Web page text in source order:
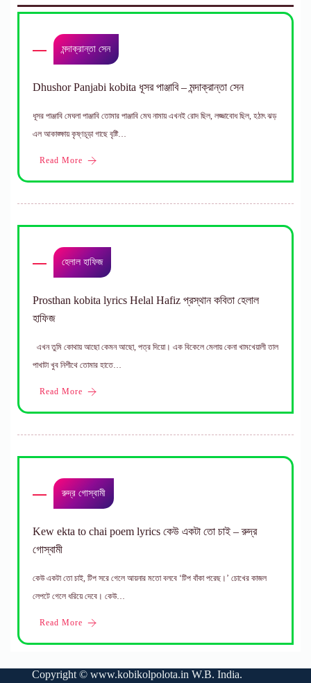
মন্দাক্রান্তা সেন
Dhushor Panjabi kobita ধূসর পাঞ্জাবি – মন্দাক্রান্তা সেন
ধূসর পাঞ্জাবি মেঘলা পাঞ্জাবি তােমার পাঞ্জাবি মেঘ নামায় এখনই রােদ ছিল, লজ্জাবােধ ছিল, হঠাৎ ঝড়
এল আকাঙ্ক্ষায় কৃষ্ণচূড়া গাছে বৃষ্টি…
Read More
হেলাল হাফিজ
Prosthan kobita lyrics Helal Hafiz প্রস্থান কবিতা হেলাল
হাফিজ
এখন তুমি কোথায় আছো কেমন আছো, পত্র দিয়ো। এক বিকেলে মেলায় কেনা খামখেয়ালী তাল
পাখাটা খুব নিশীথে তোমার হাতে…
Read More
রুদ্র গোস্বামী
Kew ekta to chai poem lyrics কেউ একটা তো চাই – রুদ্র
গোস্বামী
কেউ একটা তো চাই, টিপ সরে গেলে আয়নার মতো বলবে ‘টিপ বাঁকা পরেছ।’ চোখের কাজল
লেপটে গেলে ধরিয়ে দেবে। কেউ…
Read More
Copyright © www.kobikolpolota.in W.B. India.